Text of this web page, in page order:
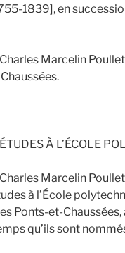
1839], en
Marcelin
À L’ÉCOLE
Marcelin
à l’École
Ponts-et-
qu’ils sont